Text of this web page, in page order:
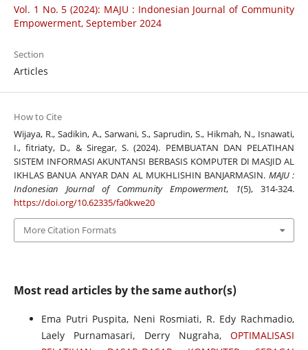
Vol. 1 No. 5 (2024): MAJU : Indonesian Journal of Community
Empowerment, September 2024
Section
Articles
How to Cite
Wijaya, R., Sadikin, A., Sarwani, S., Saprudin, S., Hikmah, N., Isnawati,
I., fitriaty, D., & Siregar, S. (2024). PEMBUATAN DAN PELATIHAN
SISTEM INFORMASI AKUNTANSI BERBASIS KOMPUTER DI MASJID AL
IKHLAS BANUA ANYAR DAN AL MUKHLISHIN BANJARMASIN. MAJU :
Indonesian Journal of Community Empowerment, 1(5), 314-324.
https://doi.org/10.62335/fa0kwe20
More Citation Formats
Most read articles by the same author(s)
Ema Putri Puspita, Neni Rosmiati, R. Edy Rachmadio,
Laely Purnamasari, Derry Nugraha,OPTIMALISASI